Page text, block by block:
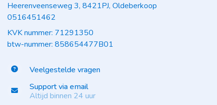
Heerenveenseweg 3, 8421PJ, Oldeberkoop
0516451462
KVK nummer: 71291350
btw-nummer: 858654477B01
Veelgestelde vragen
Support via email
Altijd binnen 24 uur